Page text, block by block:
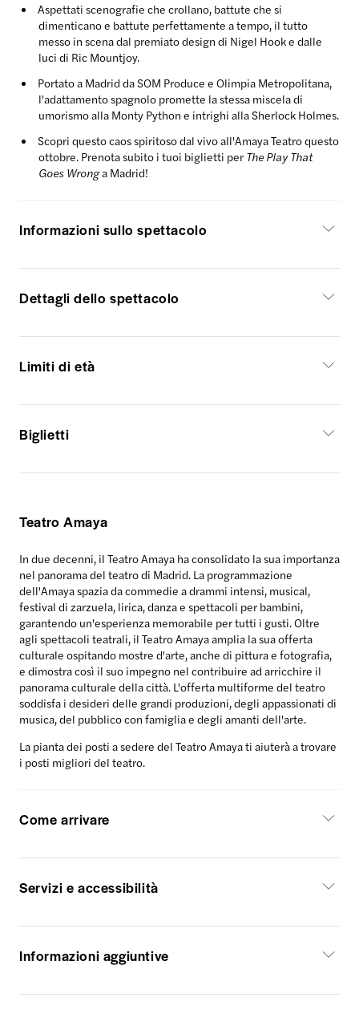
Aspettati scenografie che crollano, battute che si
dimenticano e battute perfettamente a tempo, il tutto
messo in scena dal premiato design di Nigel Hook e dalle
luci di Ric Mountjoy.
Portato a Madrid da SOM Produce e Olimpia Metropolitana,
l'adattamento spagnolo promette la stessa miscela di
umorismo alla Monty Python e intrighi alla Sherlock Holmes.
Scopri questo caos spiritoso dal vivo all'Amaya Teatro questo
ottobre. Prenota subito i tuoi biglietti per The Play That
Goes Wronga Madrid!
Informazioni sullo spettacolo
Dettagli dello spettacolo
Limiti di età
Biglietti
Teatro Amaya
In due decenni, il Teatro Amaya ha consolidato la sua importanza
nel panorama del teatro di Madrid. La programmazione
dell'Amaya spazia da commedie a drammi intensi, musical,
festival di zarzuela, lirica, danza e spettacoli per bambini,
garantendo un'esperienza memorabile per tutti i gusti. Oltre
agli spettacoli teatrali, il Teatro Amaya amplia la sua offerta
culturale ospitando mostre d'arte, anche di pittura e fotografia,
e dimostra così il suo impegno nel contribuire ad arricchire il
panorama culturale della città. L'offerta multiforme del teatro
soddisfa i desideri delle grandi produzioni, degli appassionati di
musica, del pubblico con famiglia e degli amanti dell'arte.
La pianta dei posti a sedere del Teatro Amayati aiuterà a trovare
i posti migliori del teatro.
Come arrivare
Servizi e accessibilità
Informazioni aggiuntive